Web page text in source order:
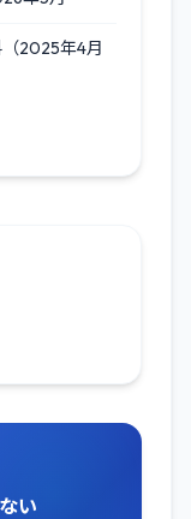
2025年4月
い